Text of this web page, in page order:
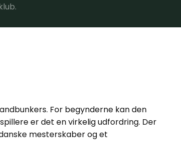
For begynderne kan den
er det en virkelig udfordring. Der
mesterskaber og et